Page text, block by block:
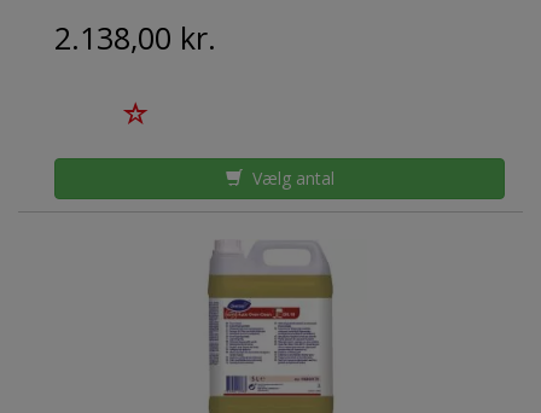
2.138,00 kr.
Vælg antal